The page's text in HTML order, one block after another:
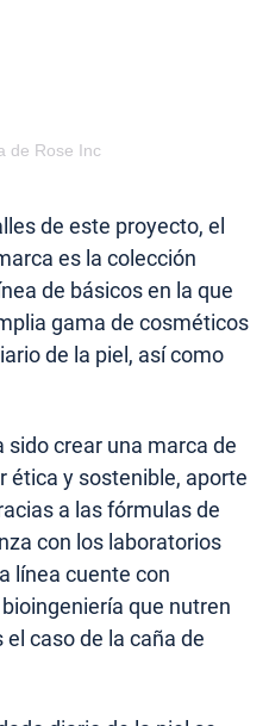
de Rose Inc
de este proyecto, el
es la colección
de básicos en la que
gama de cosméticos
de la piel, así como
sido crear una marca de
ética y sostenible, aporte
a las fórmulas de
con los laboratorios
línea cuente con
que nutren
el caso de la caña de